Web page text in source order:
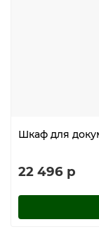
Шкаф для
22 496 р